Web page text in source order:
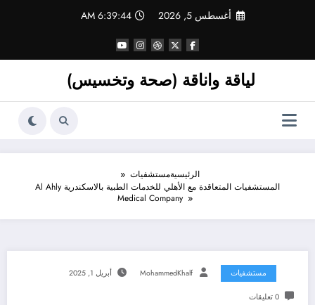
أغسطس 5, 2026 6:39:45 AM
لياقة واناقة (صحة وتخسيس)
الرئيسيةمستشفيات
المستشفيات المتعاقدة مع الأهلي للخدمات الطبية بالاسكندرية Al Ahly
Medical Company
مستشفيات MohammedKhalf أبريل 1, 2025
0 تعليقات